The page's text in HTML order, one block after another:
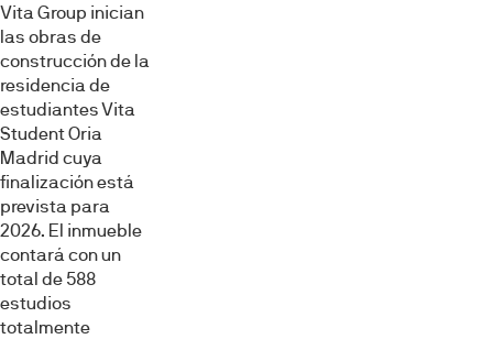
Vita Group inician
las obras de
construcción de la
residencia de
estudiantes Vita
Student Oria
Madrid cuya
finalización está
prevista para
2026. El inmueble
contará con un
total de 588
estudios
totalmente